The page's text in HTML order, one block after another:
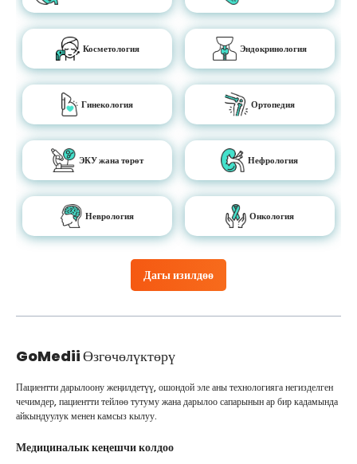
Дагы изилдөө
Косметология Эндокринология
Гинекология Ортопедия
ЭКУ жана төрөт Нефрология
Неврология Онкология
GoMediiӨзгөчөлүктөрү
Пациентти дарылоону жеңилдетүү, ошондой эле аны технологияга негизделген
чечимдер, пациентти тейлөө тутуму жана дарылоо сапарынын ар бир кадамында
айкындуулук менен камсыз кылуу.
Медициналык кеңешчи колдоо